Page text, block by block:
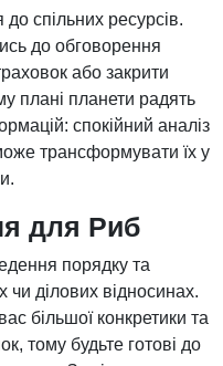
спільних ресурсів.
до обговорення
або закрити
плані планети радять
спокійний аналіз
трансформувати їх у
для Риб
порядку та
чи ділових відносинах.
більшої конкретики та
тому будьте готові до